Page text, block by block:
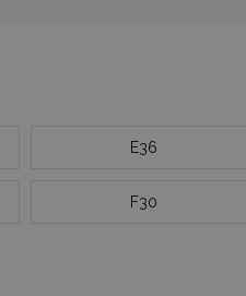
E36
F30